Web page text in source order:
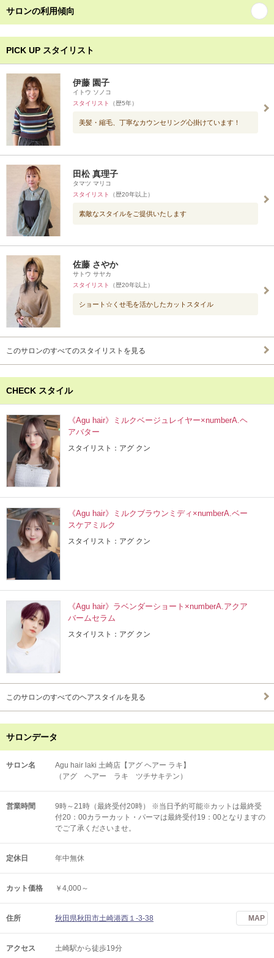
サロンの利用傾向
PICK UP スタイリスト
伊藤 園子
イトウ ソノコ
スタイリスト
（歴5年）
美髪・縮毛、丁寧なカウンセリング心掛けています！
田松 真理子
タマツ マリコ
スタイリスト
（歴20年以上）
素敵なスタイルをご提供いたします
佐藤 さやか
サトウ サヤカ
スタイリスト
（歴20年以上）
ショート☆くせ毛を活かしたカットスタイル
このサロンのすべてのスタイリストを見る
CHECK スタイル
《Agu hair》ミルクベージュレイヤー×numberA.ヘ
アバター
スタイリスト：アグ クン
《Agu hair》ミルクブラウンミディ×numberA.ベー
スケアミルク
スタイリスト：アグ クン
《Agu hair》ラベンダーショート×numberA.アクア
バームセラム
スタイリスト：アグ クン
このサロンのすべてのヘアスタイルを見る
サロンデータ
サロン名
Agu hair laki 土崎店【アグ ヘアー ラキ】
（アグ ヘアー ラキ ツチサキテン）
営業時間
9時～21時（最終受付20時） ※当日予約可能※カットは最終受
付20：00カラーカット・パーマは最終受付19：00となりますの
でご了承くださいませ。
定休日 年中無休
カット価格 ￥4,000～
住所 秋田県秋田市土崎港西１-3-38 MAP
アクセス 土崎駅から徒歩19分